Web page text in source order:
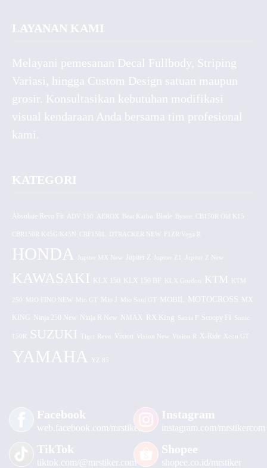
LAYANAN KAMI
Melayani pemesanan Decal Fullbody, Striping
Variasi, hingga Custom Design satuan maupun
grosir. Konsultasikan kebutuhan modifikasi
visual kendaraan Anda bersama tim profesional
kami.
KATEGORI
Absolute Revo Fit ADV 150 AEROX CB150R Old K15
CBR150R K45G/K45N CRF150L DTRACKER NEW F1ZR/Vega R
HONDA Jupiter MX New Jupiter Z
KAWASAKI KLX 150 KLX 150 BF KLX Gordon KTM KTM
250 MIO FINO NEW Mio GT Mio J Mio Soul GT MOBIL MOTOCROSS MX
KING Ninja 250 New Ninja R New NMAX RX King Satria F Scoopy FI Sonic
150R SUZUKI Tiger Revo Vixion Vixion New Vixion R X-Ride Xeon GT
YAMAHA YZ 85
Facebook
web.facebook.com/mrstiker
Instagram
instagram.com/mrstikercom
TikTok
tiktok.com/@mrstiker.com
Shopee
shopee.co.id/mrstiker